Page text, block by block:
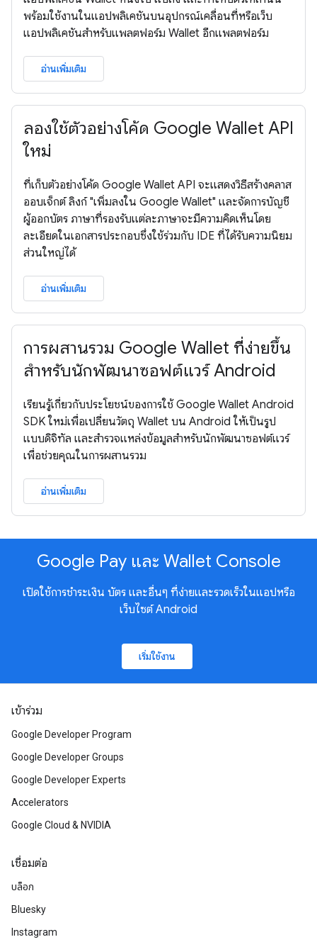
พร้อมใช้งานในแอปพลิเคชันบนอุปกรณ์เคลื่อนที่หรือเว็บ
แอปพลิเคชันสำหรับแพลตฟอร์ม Wallet อีกแพลตฟอร์ม
อ่านเพิ่มเติม
ลองใช้ตัวอย่างโค้ด Google Wallet API
ใหม่
ที่เก็บตัวอย่างโค้ด Google Wallet API จะแสดงวิธีสร้างคลาส
ออบเจ็กต์ ลิงก์ "เพิ่มลงใน Google Wallet" และจัดการบัญชี
ผู้ออกบัตร ภาษาที่รองรับแต่ละภาษาจะมีความคิดเห็นโดย
ละเอียดในเอกสารประกอบซึ่งใช้ร่วมกับ IDE ที่ได้รับความนิยม
ส่วนใหญ่ได้
อ่านเพิ่มเติม
การผสานรวม Google Wallet ที่ง่ายขึ้น
สำหรับนักพัฒนาซอฟต์แวร์ Android
เรียนรู้เกี่ยวกับประโยชน์ของการใช้ Google Wallet Android
SDK ใหม่เพื่อเปลี่ยนวัตถุ Wallet บน Android ให้เป็นรูป
แบบดิจิทัล และสำรวจแหล่งข้อมูลสำหรับนักพัฒนาซอฟต์แวร์
เพื่อช่วยคุณในการผสานรวม
อ่านเพิ่มเติม
Google Pay และ Wallet Console
เปิดใช้การชำระเงิน บัตร และอื่นๆ ที่ง่ายและรวดเร็วในแอปหรือ
เว็บไซต์ Android
เริ่มใช้งาน
เข้าร่วม
Google Developer Program
Google Developer Groups
Google Developer Experts
Accelerators
Google Cloud & NVIDIA
เชื่อมต่อ
บล็อก
Bluesky
Instagram